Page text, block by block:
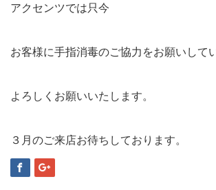
アクセンツでは只今
お客様に手指消毒のご協力をお願いして
よろしくお願いいたします。
３月のご来店お待ちしております。